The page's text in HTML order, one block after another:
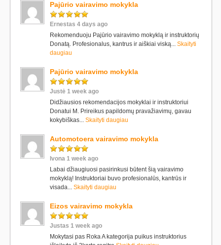
Pajūrio vairavimo mokykla
Ernestas 4 days ago
Rekomenduoju Pajūrio vairavimo mokyklą ir instruktorių
Donatą. Profesionalus, kantrus ir aiškiai viską... Skaityti
daugiau
Pajūrio vairavimo mokykla
Justė 1 week ago
Didžiausios rekomendacijos mokyklai ir instruktoriui
Donatui M. Prireikus papildomų pravažiavimų, gavau
kokybiškas... Skaityti daugiau
Automotoera vairavimo mokykla
Ivona 1 week ago
Labai džiaugiuosi pasirinkusi būtent šią vairavimo
mokyklą! Instruktoriai buvo profesionalūs, kantrūs ir
visada... Skaityti daugiau
Eizos vairavimo mokykla
Justas 1 week ago
Mokytasi pas Roka A kategorija puikus instruktorius